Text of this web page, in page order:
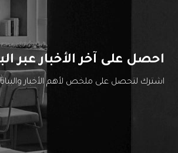
احصل على آخر الأخبار عبر
اشترك لتحصل على ملخص لأهم الأخبار